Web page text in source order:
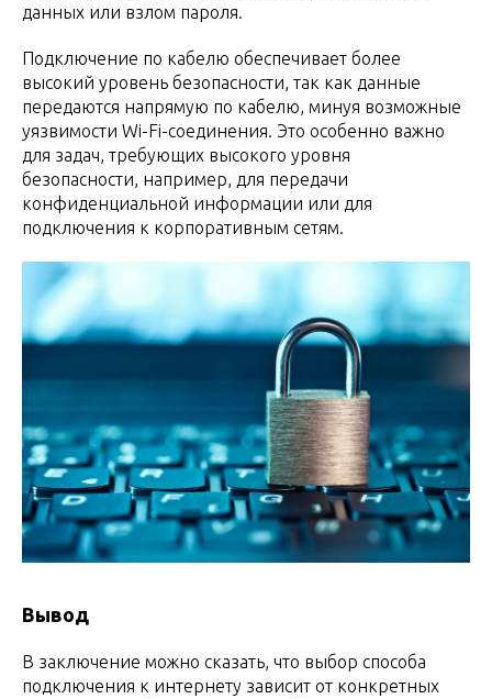
данных или взлом пароля.
Подключение по кабелю обеспечивает более
высокий уровень безопасности, так как данные
передаются напрямую по кабелю, минуя возможные
уязвимости Wi-Fi-соединения. Это особенно важно
для задач, требующих высокого уровня
безопасности, например, для передачи
конфиденциальной информации или для
подключения к корпоративным сетям.
Вывод
В заключение можно сказать, что выбор способа
подключения к интернету зависит от конкретных